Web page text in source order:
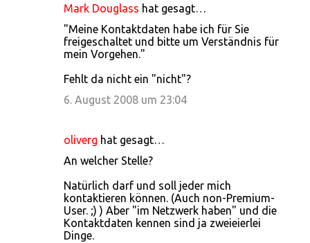
Mark Douglass hat gesagt…
"Meine Kontaktdaten habe ich für Sie
freigeschaltet und bitte um Verständnis für
mein Vorgehen."
Fehlt da nicht ein "nicht"?
6. August 2008 um 23:04
oliverg hat gesagt…
An welcher Stelle?
Natürlich darf und soll jeder mich
kontaktieren können. (Auch non-Premium-
User. ;) ) Aber "im Netzwerk haben" und die
Kontaktdaten kennen sind ja zweieierlei
Dinge.